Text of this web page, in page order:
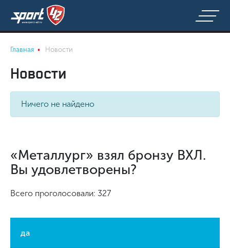
Главная Новости
Новости
Ничего не найдено
«Металлург» взял бронзу ВХЛ.
Вы удовлетворены?
Всего проголосовали: 327
да